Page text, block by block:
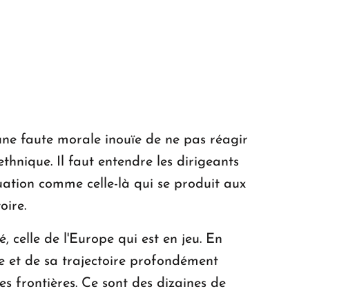
faute morale inouïe de ne pas réagir
Il faut entendre les dirigeants
comme celle-là qui se produit aux
celle de l'Europe qui est en jeu. En
et de sa trajectoire profondément
frontières. Ce sont des dizaines de